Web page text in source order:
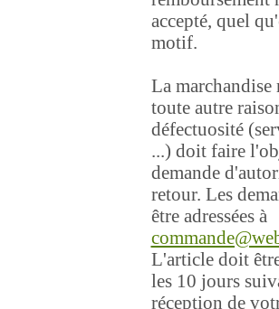
accepté, quel
motif.
La marchandise
toute autre
défectuosité
...) doit faire
demande
retour. Les
être adressées à
L'article doit
les 10 jours
réception de